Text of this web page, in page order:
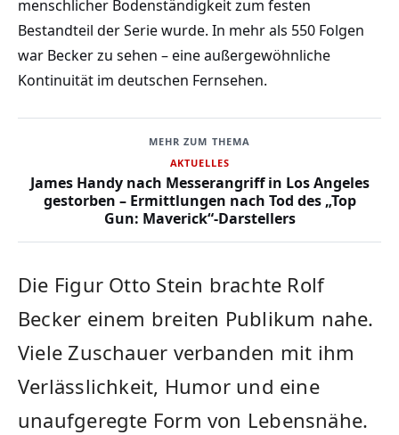
menschlicher Bodenständigkeit zum festen
Bestandteil der Serie wurde. In mehr als 550 Folgen
war Becker zu sehen – eine außergewöhnliche
Kontinuität im deutschen Fernsehen.
MEHR ZUM THEMA
AKTUELLES
James Handy nach Messerangriff in Los Angeles
gestorben – Ermittlungen nach Tod des „Top
Gun: Maverick“-Darstellers
Die Figur Otto Stein brachte Rolf
Becker einem breiten Publikum nahe.
Viele Zuschauer verbanden mit ihm
Verlässlichkeit, Humor und eine
unaufgeregte Form von Lebensnähe.